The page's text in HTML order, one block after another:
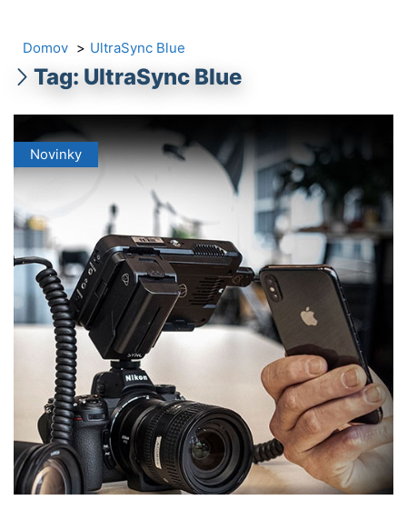
Domov UltraSync Blue
Tag: UltraSync Blue
Novinky